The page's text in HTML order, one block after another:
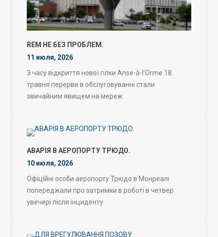
REM НЕ БЕЗ ПРОБЛЕМ.
11 июля, 2026
З часу відкриття нової гілки Anse-à-l’Orme 18
травня перерви в обслуговуванні стали
звичайним явищем на мереж
АВАРІЯ В АЕРОПОРТУ ТРЮДО.
10 июля, 2026
Офіційні особи аеропорту Трюдо в Монреалі
попереджали про затримки в роботі в четвер
увечері після інциденту